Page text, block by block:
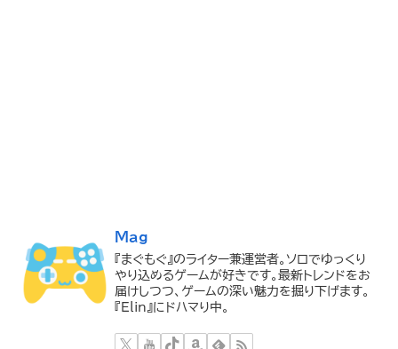
Mag
『まぐもぐ』のライター兼運営者。ソロでゆっくり
やり込めるゲームが好きです。最新トレンドをお
届けしつつ、ゲームの深い魅力を掘り下げます。
『Elin』にドハマり中。